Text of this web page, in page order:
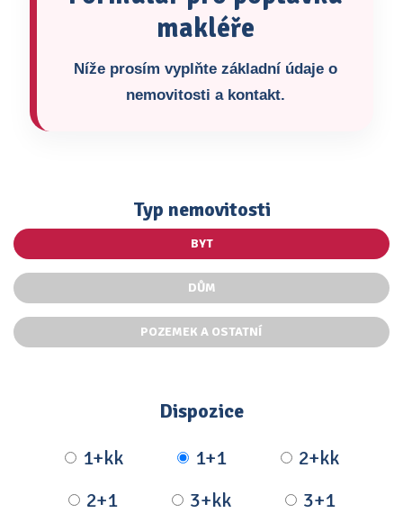
makléře
Níže prosím vyplňte základní údaje o
nemovitosti a kontakt.
Typ nemovitosti
BYT
DŮM
POZEMEK A OSTATNÍ
Dispozice
1+kk
1+1
2+kk
2+1
3+kk
3+1